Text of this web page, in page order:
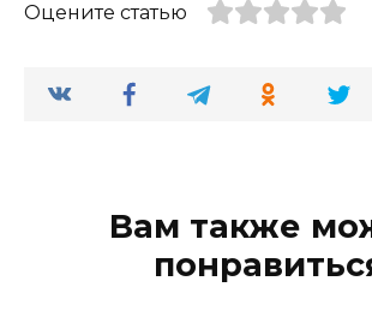
Оцените статью
Вам также